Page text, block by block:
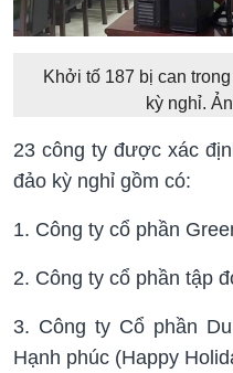
Khởi tố 187 bị can
kỳ nghỉ.
23 công ty được xác
đảo kỳ nghỉ gồm có:
1. Công ty cổ phần
2. Công ty cổ phần tập
3. Công ty Cổ phần
Hạnh phúc (Happy